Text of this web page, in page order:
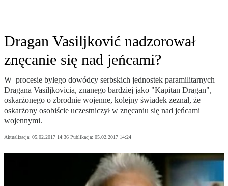
Dragan Vasiljković nadzorował
znęcanie się nad jeńcami?
W procesie byłego dowódcy serbskich jednostek paramilitarnych
Dragana Vasiljkovicia, znanego bardziej jako "Kapitan Dragan",
oskarżonego o zbrodnie wojenne, kolejny świadek zeznał, że
oskarżony osobiście uczestniczył w znęcaniu się nad jeńcami
wojennymi.
Aktualizacja: 05.02.2017 14:36 Publikacja: 05.02.2017 14:24